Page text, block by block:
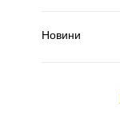
Новини